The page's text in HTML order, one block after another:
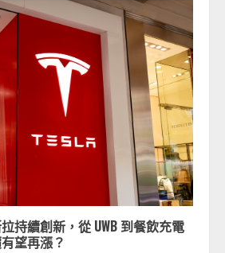
持續創新，從 UWB 到餐飲充電
望再漲？